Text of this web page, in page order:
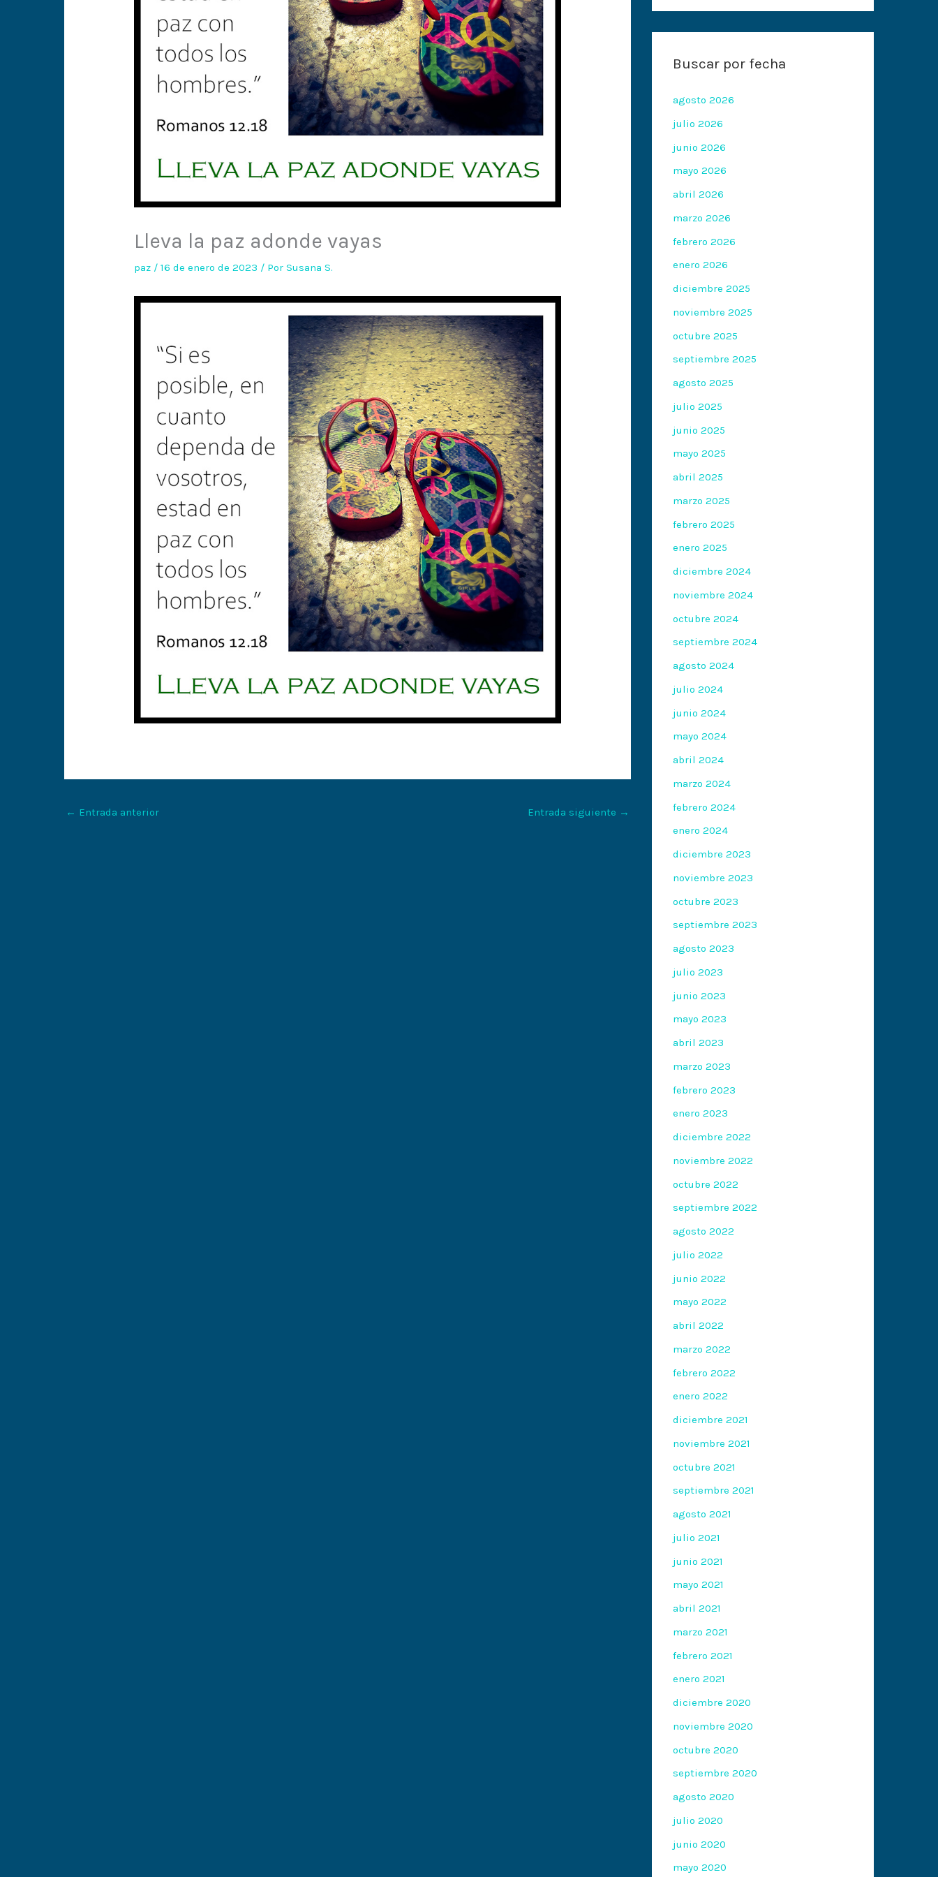
Lleva la paz adonde vayas
paz /16 de enero de 2023 / PorSusana S.
← Entrada anterior Entrada siguiente →
Buscar por fecha
agosto 2026
julio 2026
junio 2026
mayo 2026
abril 2026
marzo 2026
febrero 2026
enero 2026
diciembre 2025
noviembre 2025
octubre 2025
septiembre 2025
agosto 2025
julio 2025
junio 2025
mayo 2025
abril 2025
marzo 2025
febrero 2025
enero 2025
diciembre 2024
noviembre 2024
octubre 2024
septiembre 2024
agosto 2024
julio 2024
junio 2024
mayo 2024
abril 2024
marzo 2024
febrero 2024
enero 2024
diciembre 2023
noviembre 2023
octubre 2023
septiembre 2023
agosto 2023
julio 2023
junio 2023
mayo 2023
abril 2023
marzo 2023
febrero 2023
enero 2023
diciembre 2022
noviembre 2022
octubre 2022
septiembre 2022
agosto 2022
julio 2022
junio 2022
mayo 2022
abril 2022
marzo 2022
febrero 2022
enero 2022
diciembre 2021
noviembre 2021
octubre 2021
septiembre 2021
agosto 2021
julio 2021
junio 2021
mayo 2021
abril 2021
marzo 2021
febrero 2021
enero 2021
diciembre 2020
noviembre 2020
octubre 2020
septiembre 2020
agosto 2020
julio 2020
junio 2020
mayo 2020